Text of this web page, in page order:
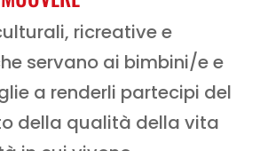
ricreative e
servano ai bimbini/e e
a renderli partecipi del
della qualità della vita